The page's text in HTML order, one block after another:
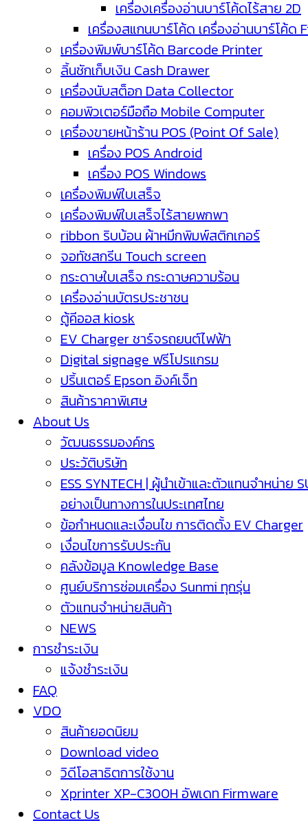
เครื่องเครื่องอ่านบาร์โค้ดไร้สาย 2D
เครื่องสแกนบาร์โค้ด เครื่องอ่านบาร์โค้ด
เครื่องพิมพ์บาร์โค้ด Barcode Printer
ลิ้นชักเก็บเงิน Cash Drawer
เครื่องนับสต็อก Data Collector
คอมพิวเตอร์มือถือ Mobile Computer
เครื่องขายหน้าร้าน POS (Point Of Sale)
เครื่อง POS Android
เครื่อง POS Windows
เครื่องพิมพ์ใบเสร็จ
เครื่องพิมพ์ใบเสร็จไร้สายพกพา
ribbon ริบบ้อน ผ้าหมึกพิมพ์สติกเกอร์
จอทัชสกรีน Touch screen
กระดาษใบเสร็จ กระดาษความร้อน
เครื่องอ่านบัตรประชาชน
ตู้คีออส kiosk
EV Charger ชาร์จรถยนต์ไฟฟ้า
Digital signage ฟรีโปรแกรม
ปริ้นเตอร์ Epson อิงค์เจ็ท
สินค้าราคาพิเศษ
About Us
วัฒนธรรมองค์กร
ประวัติบริษัท
ESS SYNTECH | ผู้นำเข้าและตัวแทนจำหน่าย
อย่างเป็นทางการในประเทศไทย
ข้อกำหนดและเงื่อนไข การติดตั้ง EV Charger
เงื่อนไขการรับประกัน
คลังข้อมูล Knowledge Base
ศูนย์บริการซ่อมเครื่อง Sunmi ทุกรุ่น
ตัวแทนจำหน่ายสินค้า
NEWS
การชำระเงิน
แจ้งชำระเงิน
FAQ
VDO
สินค้ายอดนิยม
Download video
วิดีโอสาธิตการใช้งาน
Xprinter XP-C300H อัพเดท Firmware
Contact Us